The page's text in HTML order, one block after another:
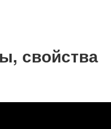
свойства